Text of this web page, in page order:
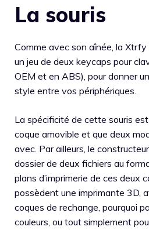
La souris
Comme avec son aînée, la
un jeu de deux keycaps pour
OEM et en ABS), pour donner
style entre vos périphériques.
La spécificité de cette souris est
coque amovible et que deux
avec. Par ailleurs, le
dossier de deux fichiers au
plans d’imprimerie de ces deux
possèdent une imprimante 3D,
coques de rechange, pourquoi
couleurs, ou tout simplement